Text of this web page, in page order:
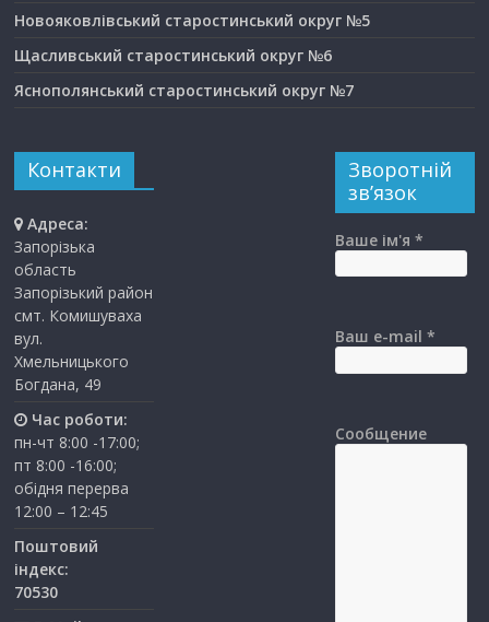
Новояковлівський старостинський округ №5
Щасливський старостинський округ №6
Яснополянський старостинський округ №7
Контакти
Адреса:
Запорізька
область
Запорізький район
смт. Комишуваха
вул.
Хмельницького
Богдана, 49
Час роботи:
пн-чт 8:00 -17:00;
пт 8:00 -16:00;
обідня перерва
12:00 – 12:45
Поштовий
індекс:
70530
Зворотній
зв’язок
Ваше ім'я *
Ваш e-mail *
Сообщение